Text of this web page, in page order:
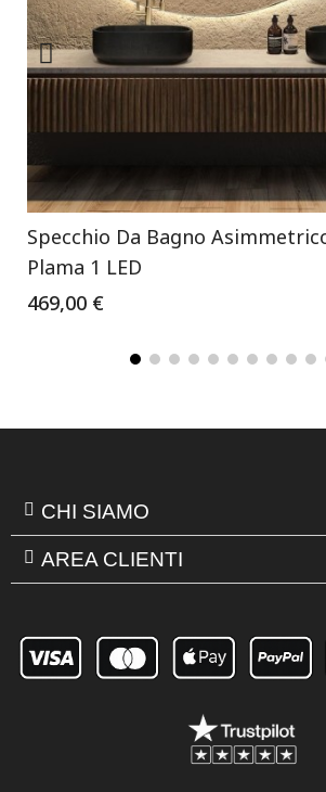
Specchio Da Bagno
Plama 1 LED
469,00 €
CHI SIAMO
AREA CLIENTI